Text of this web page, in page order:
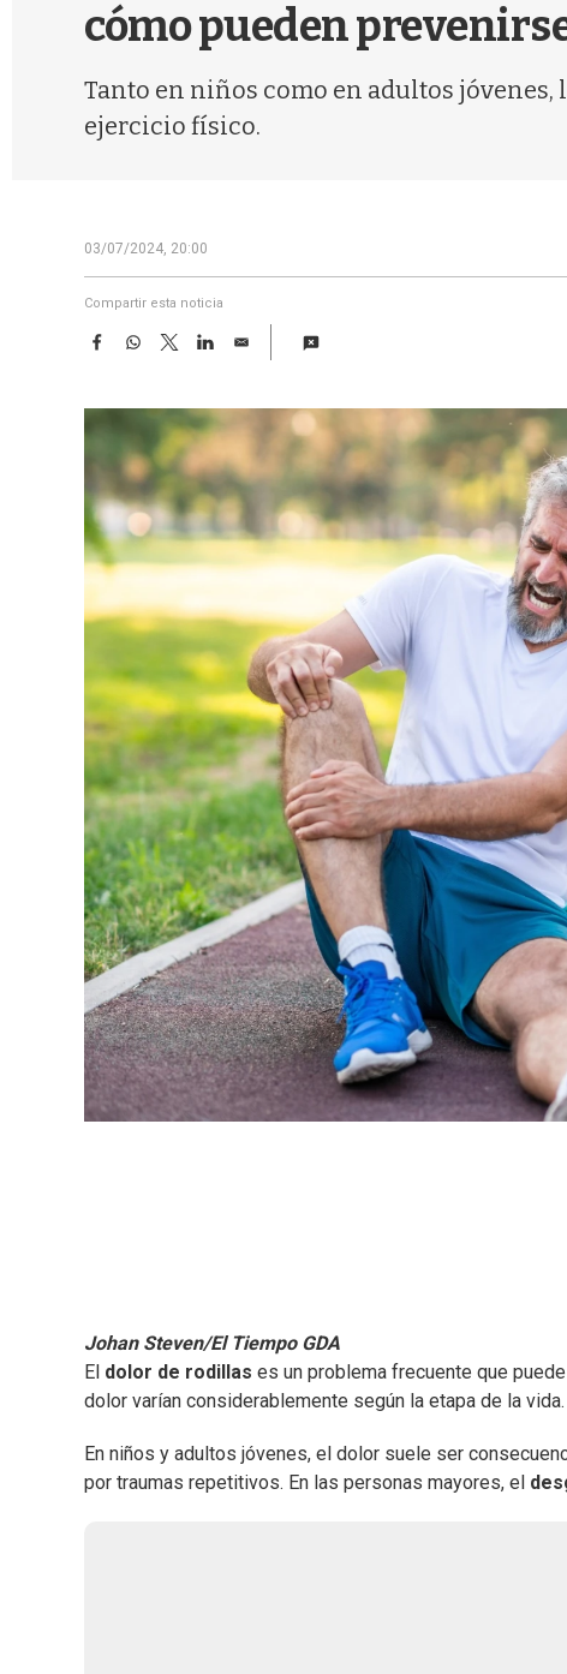
cómo pueden
Tanto en niños como en adultos
ejercicio físico.
03/07/2024, 20:00
Compartir esta noticia
F
e
b
o
k
W
t
A
p
p
T
w
t
t
e
L
k
e
I
n
E
i
l
Johan Steven/El Tiempo GDA
El dolor de rodillas es un problema frecuente que
dolor varían considerablemente según la etapa de la vida.
En niños y adultos jóvenes, el dolor suele ser
por traumas repetitivos. En las personas mayores, el